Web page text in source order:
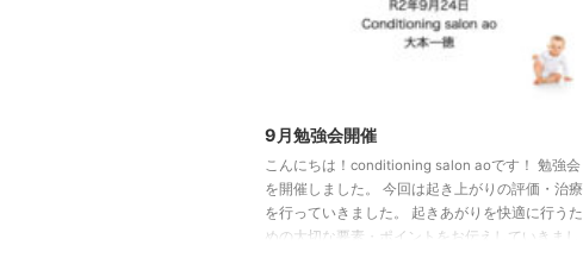
9月勉強会開催
こんにちは！conditioning salon aoです！ 勉強会
を開催しました。 今回は起き上がりの評価・治療
を行っていきました。 起きあがりを快適に行うた
めの大切な要素・ポイントをお伝えしていきまし